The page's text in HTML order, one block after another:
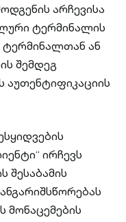
არჩევისა
ტერმინალის
ტერმინალთან ან
შემდეგ
აუთენტიფიკაციის
ირჩევს
შესაბამის
მონაცემების